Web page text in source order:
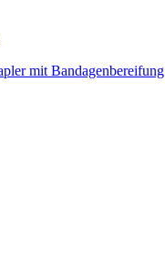
mit Bandagenbereifung